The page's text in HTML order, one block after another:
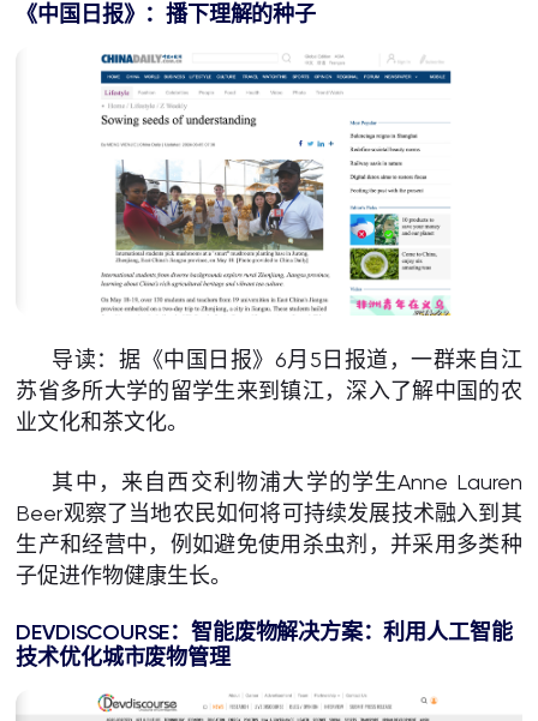
《中国日报》：播下理解的种子
导读：据《中国日报》6月5日报道，一群来自江
苏省多所大学的留学生来到镇江，深入了解中国的农
业文化和茶文化。
其中，来自西交利物浦大学的学生Anne Lauren
Beer观察了当地农民如何将可持续发展技术融入到其
生产和经营中，例如避免使用杀虫剂，并采用多类种
子促进作物健康生长。
DEVDISCOURSE：智能废物解决方案：利用人工智能
技术优化城市废物管理